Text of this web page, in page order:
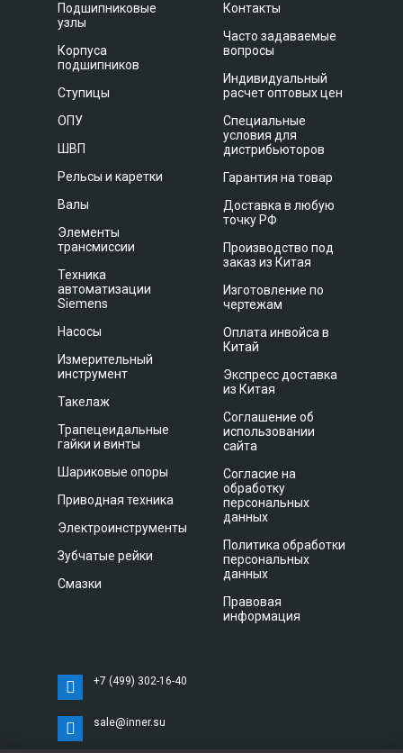
Подшипниковые
узлы
Корпуса
подшипников
Ступицы
ОПУ
ШВП
Рельсы и каретки
Валы
Элементы
трансмиссии
Техника
автоматизации
Siemens
Насосы
Измерительный
инструмент
Такелаж
Трапецеидальные
гайки и винты
Шариковые опоры
Приводная техника
Электроинструменты
Зубчатые рейки
Смазки
Контакты
Часто задаваемые
вопросы
Индивидуальный
расчет оптовых цен
Специальные
условия для
дистрибьюторов
Гарантия на товар
Доставка в любую
точку РФ
Производство под
заказ из Китая
Изготовление по
чертежам
Оплата инвойса в
Китай
Экспресс доставка
из Китая
Соглашение об
использовании
сайта
Согласие на
обработку
персональных
данных
Политика обработки
персональных
данных
Правовая
информация
+7 (499) 302-16-40
sale@inner.su